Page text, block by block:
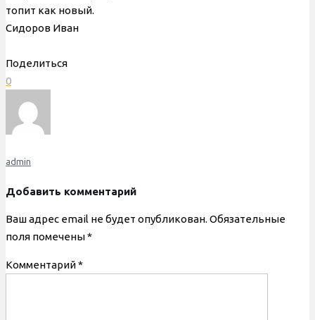
топит как новый.
Сидоров Иван
Поделиться
0
admin
Добавить комментарий
Ваш адрес email не будет опубликован. Обязательные
поля помечены*
Комментарий*